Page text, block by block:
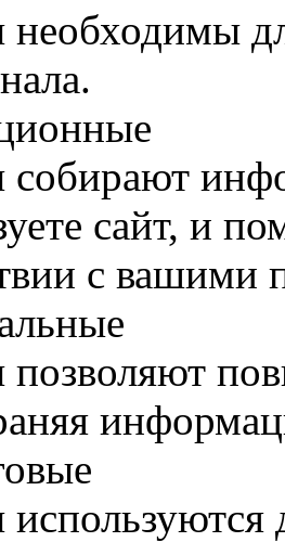
сайт, и
с вашими